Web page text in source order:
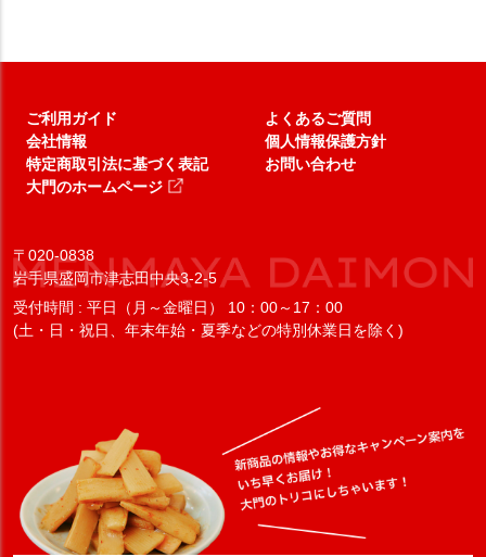
ご利用ガイド
よくあるご質問
会社情報
個人情報保護方針
特定商取引法に基づく表記
お問い合わせ
大門のホームページ
〒020-0838
岩手県盛岡市津志田中央3-2-5
受付時間 : 平日（月～金曜日） 10：00～17：00
(土・日・祝日、年末年始・夏季などの特別休業日を除く)